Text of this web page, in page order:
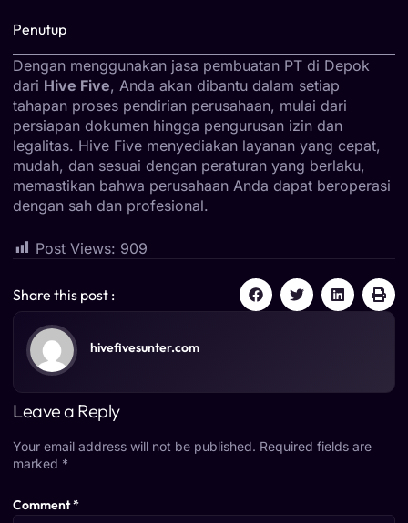
Penutup
Dengan menggunakan jasa pembuatan PT di Depok
dari Hive Five, Anda akan dibantu dalam setiap
tahapan proses pendirian perusahaan, mulai dari
persiapan dokumen hingga pengurusan izin dan
legalitas. Hive Five menyediakan layanan yang cepat,
mudah, dan sesuai dengan peraturan yang berlaku,
memastikan bahwa perusahaan Anda dapat beroperasi
dengan sah dan profesional.
Post Views: 909
Share this post :
hivefivesunter.com
Leave a Reply
Your email address will not be published. Required fields are
marked *
Comment*